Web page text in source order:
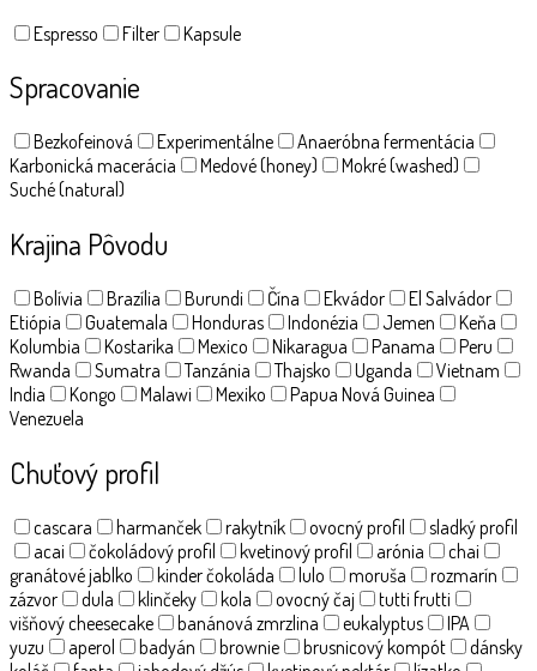
Espresso Filter Kapsule
Spracovanie
Bezkofeinová Experimentálne
Anaeróbna fermentácia
Karbonická macerácia
Medové (honey)
Mokré (washed)
Suché (natural)
Krajina Pôvodu
Bolívia Brazília Burundi Čína Ekvádor
El Salvádor
Etiópia
Guatemala Honduras Indonézia Jemen
Keňa
Kolumbia
Kostarika Mexico Nikaragua Panama
Peru
Rwanda
Sumatra Tanzánia Thajsko Uganda
Vietnam
India
Kongo Malawi Mexiko
Papua Nová Guinea
Venezuela
Chuťový profil
cascara harmanček rakytník ovocný profil
sladký profil
acai
čokoládový profil kvetinový profil arónia
chai
granátové jablko
kinder čokoláda lulo moruša
rozmarín
zázvor
dula klinčeky kola ovocný čaj
tutti frutti
višňový cheesecake
banánová zmrzlina eukalyptus
IPA
yuzu
aperol badyán brownie brusnicový kompót
dánsky